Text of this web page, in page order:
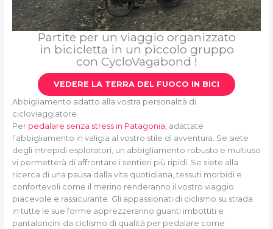
Partite per un viaggio organizzato
in bicicletta in un piccolo gruppo
con CycloVagabond !
VEDERE LA TERRA DEL FUOCO IN BICI
Abbigliamento adatto alla vostra personalità di
cicloviaggiatore
Per pedalare senza stress in Patagonia,adattate
l’abbigliamento in valigia al vostro stile di avventura. Se siete
degli intrepidi esploratori, un abbigliamento robusto e multiuso
vi permetterà di affrontare i sentieri più ripidi. Se siete alla
ricerca di una pausa dalla vita quotidiana, tessuti morbidi e
confortevoli come il merino renderanno il vostro viaggio
piacevole e rassicurante. Gli appassionati di ciclismo su strada
in tutte le sue forme apprezzeranno guanti imbottiti e
pantaloncini da ciclismo di qualità per pedalare come